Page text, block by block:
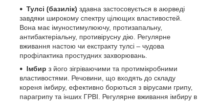
Тулсі (базилік) здавна застосовується в аюрведі
завдяки широкому спектру цілющих властивостей.
Вона має імуностимулюючу, протизапальну,
антибактеріальну, противірусну дію. Регулярне
вживання настою чи екстракту тулсі – чудова
профілактика простудних захворювань.
Імбир з його зігріваючими та протимікробними
властивостями. Речовини, що входять до складу
кореня імбиру, ефективно борються з вірусами грипу,
парагрипу та інших ГРВІ. Регулярне вживання імбиру в